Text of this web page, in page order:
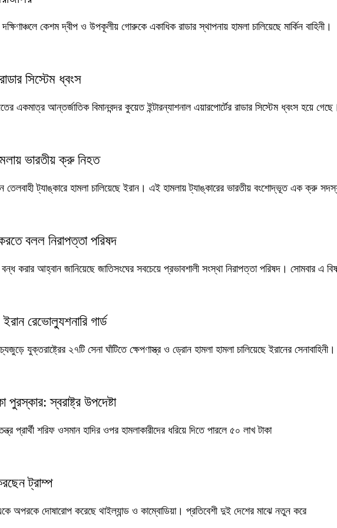
কেশম দ্বীপ ও উপকূলীয় গোরুকে একাধিক রাডার স্থাপনায় হামলা চালিয়েছে মার্কিন বাহিনী।
সিস্টেম ধ্বংস
আন্তর্জাতিক বিমানবন্দর কুয়েত ইন্টারন্যাশনাল এয়ারপোর্টের রাডার সিস্টেম ধ্বংস হয়ে
ভারতীয় ক্রু নিহত
তেলবাহী ট্যাঙ্কারে হামলা চালিয়েছে ইরান। এই হামলায় ট্যাঙ্কারের ভারতীয় বংশোদ্ভূত এক ক্রু
বলল নিরাপত্তা পরিষদ
করার আহ্বান জানিয়েছে জাতিসংঘের সবচেয়ে প্রভাবশালী সংস্থা নিরাপত্তা পরিষদ। সোমবার এ
রেভোল্যুশনারি গার্ড
যুক্তরাষ্ট্রের ২৭টি সেনা ঘাঁটিতে ক্ষেপণাস্ত্র ও ড্রোন হামলা হামলা চালিয়েছে ইরানের সেনাবাহিনী।
পুরস্কার: স্বরাষ্ট্র উপদেষ্টা
শরিফ ওসমান হাদির ওপর হামলাকারীদের ধরিয়ে দিতে পারলে ৫০ লাখ টাকা
ট্রাম্প
অপরকে দোষারোপ করেছে থাইল্যান্ড ও কাম্বোডিয়া। প্রতিবেশী দুই দেশের মাঝে নতুন করে